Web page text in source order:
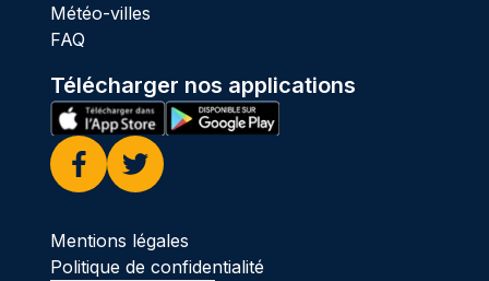
Météo-villes
FAQ
Télécharger nos applications
Facebook
Twitter
Mentions légales
Politique de confidentialité